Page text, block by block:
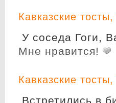
Кавказские тосты,
У соседа Гоги,
Мне нравится!
Кавказские тосты,
Встретились в